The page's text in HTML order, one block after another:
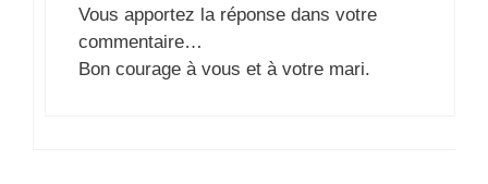
Vous apportez la réponse dans votre
commentaire…
Bon courage à vous et à votre mari.